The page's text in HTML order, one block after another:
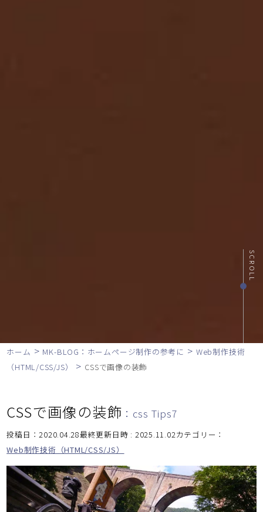
SCROLL
ホーム > MK-BLOG：ホームページ制作の参考に > Web制作技術
（HTML/CSS/JS）
> CSSで画像の装飾
CSSで画像の装飾 ：css Tips7
投稿日：2020.04.28最終更新日時 : 2025.11.02カテゴリー：
Web制作技術（HTML/CSS/JS）